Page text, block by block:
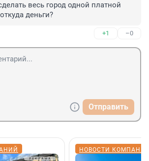
весь город одной платной
деньги?
+1 –0
Отправить
НОВОСТИ